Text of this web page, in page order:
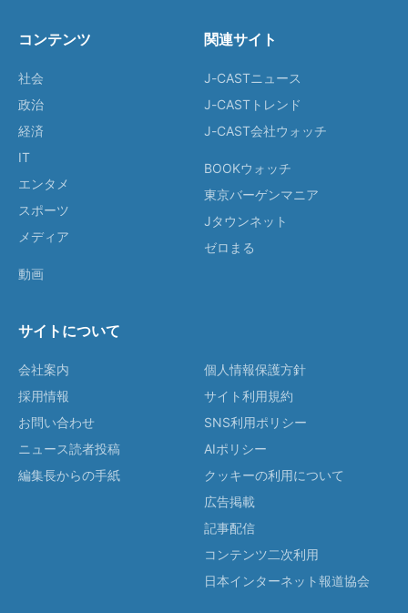
コンテンツ
社会
政治
経済
IT
エンタメ
スポーツ
メディア
動画
関連サイト
J-CASTニュース
J-CASTトレンド
J-CAST会社ウォッチ
BOOKウォッチ
東京バーゲンマニア
Jタウンネット
ゼロまる
サイトについて
会社案内
採用情報
お問い合わせ
ニュース読者投稿
編集長からの手紙
個人情報保護方針
サイト利用規約
SNS利用ポリシー
AIポリシー
クッキーの利用について
広告掲載
記事配信
コンテンツ二次利用
日本インターネット報道協会